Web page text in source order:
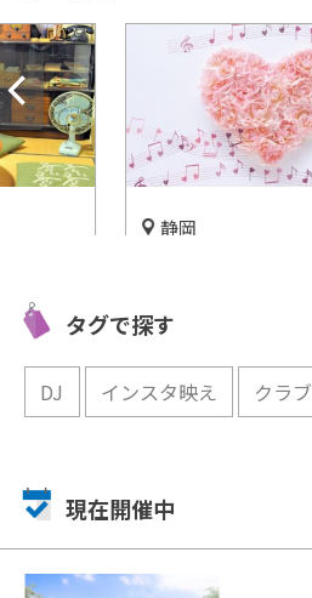
物館
静岡
郷』をご紹介
タグで探す
DJ インスタ映え クラブ
現在開催中